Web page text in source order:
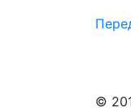
©